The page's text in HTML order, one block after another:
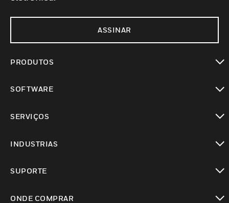
ASSINAR
PRODUTOS
SOFTWARE
SERVIÇOS
INDUSTRIAS
SUPORTE
ONDE COMPRAR